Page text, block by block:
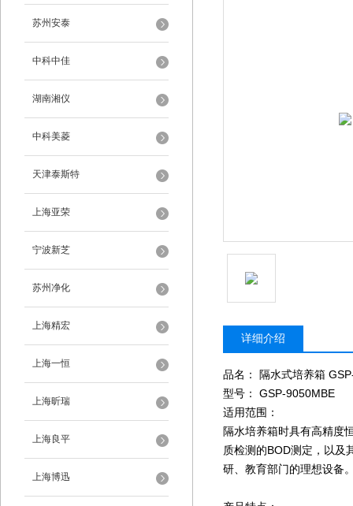
苏州安泰
中科中佳
湖南湘仪
中科美菱
天津泰斯特
上海亚荣
宁波新芝
苏州净化
上海精宏
上海一恒
上海昕瑞
上海良平
上海博迅
详细介绍
品名： 隔水式培养箱
型号： GSP-9050MBE
适用范围：
隔水培养箱时具有高精度
质检测的BOD测定，以及
研、教育部门的理想设备